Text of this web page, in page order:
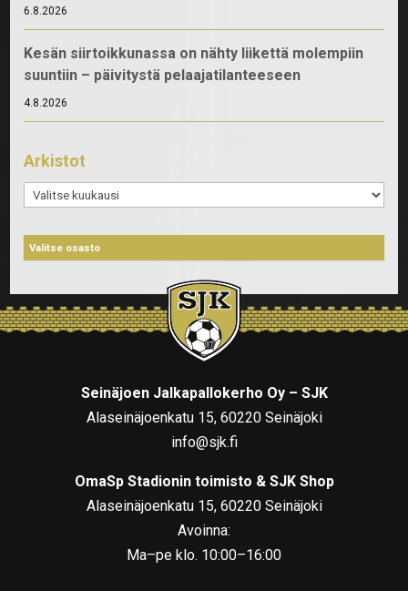
6.8.2026
Kesän siirtoikkunassa on nähty liikettä molempiin
suuntiin – päivitystä pelaajatilanteeseen
4.8.2026
Arkistot
Arkistot
Seinäjoen Jalkapallokerho Oy – SJK
Alaseinäjoenkatu 15, 60220 Seinäjoki
info@sjk.fi
OmaSp Stadionin toimisto & SJK Shop
Alaseinäjoenkatu 15, 60220 Seinäjoki
Avoinna:
Ma–pe klo. 10:00–16:00